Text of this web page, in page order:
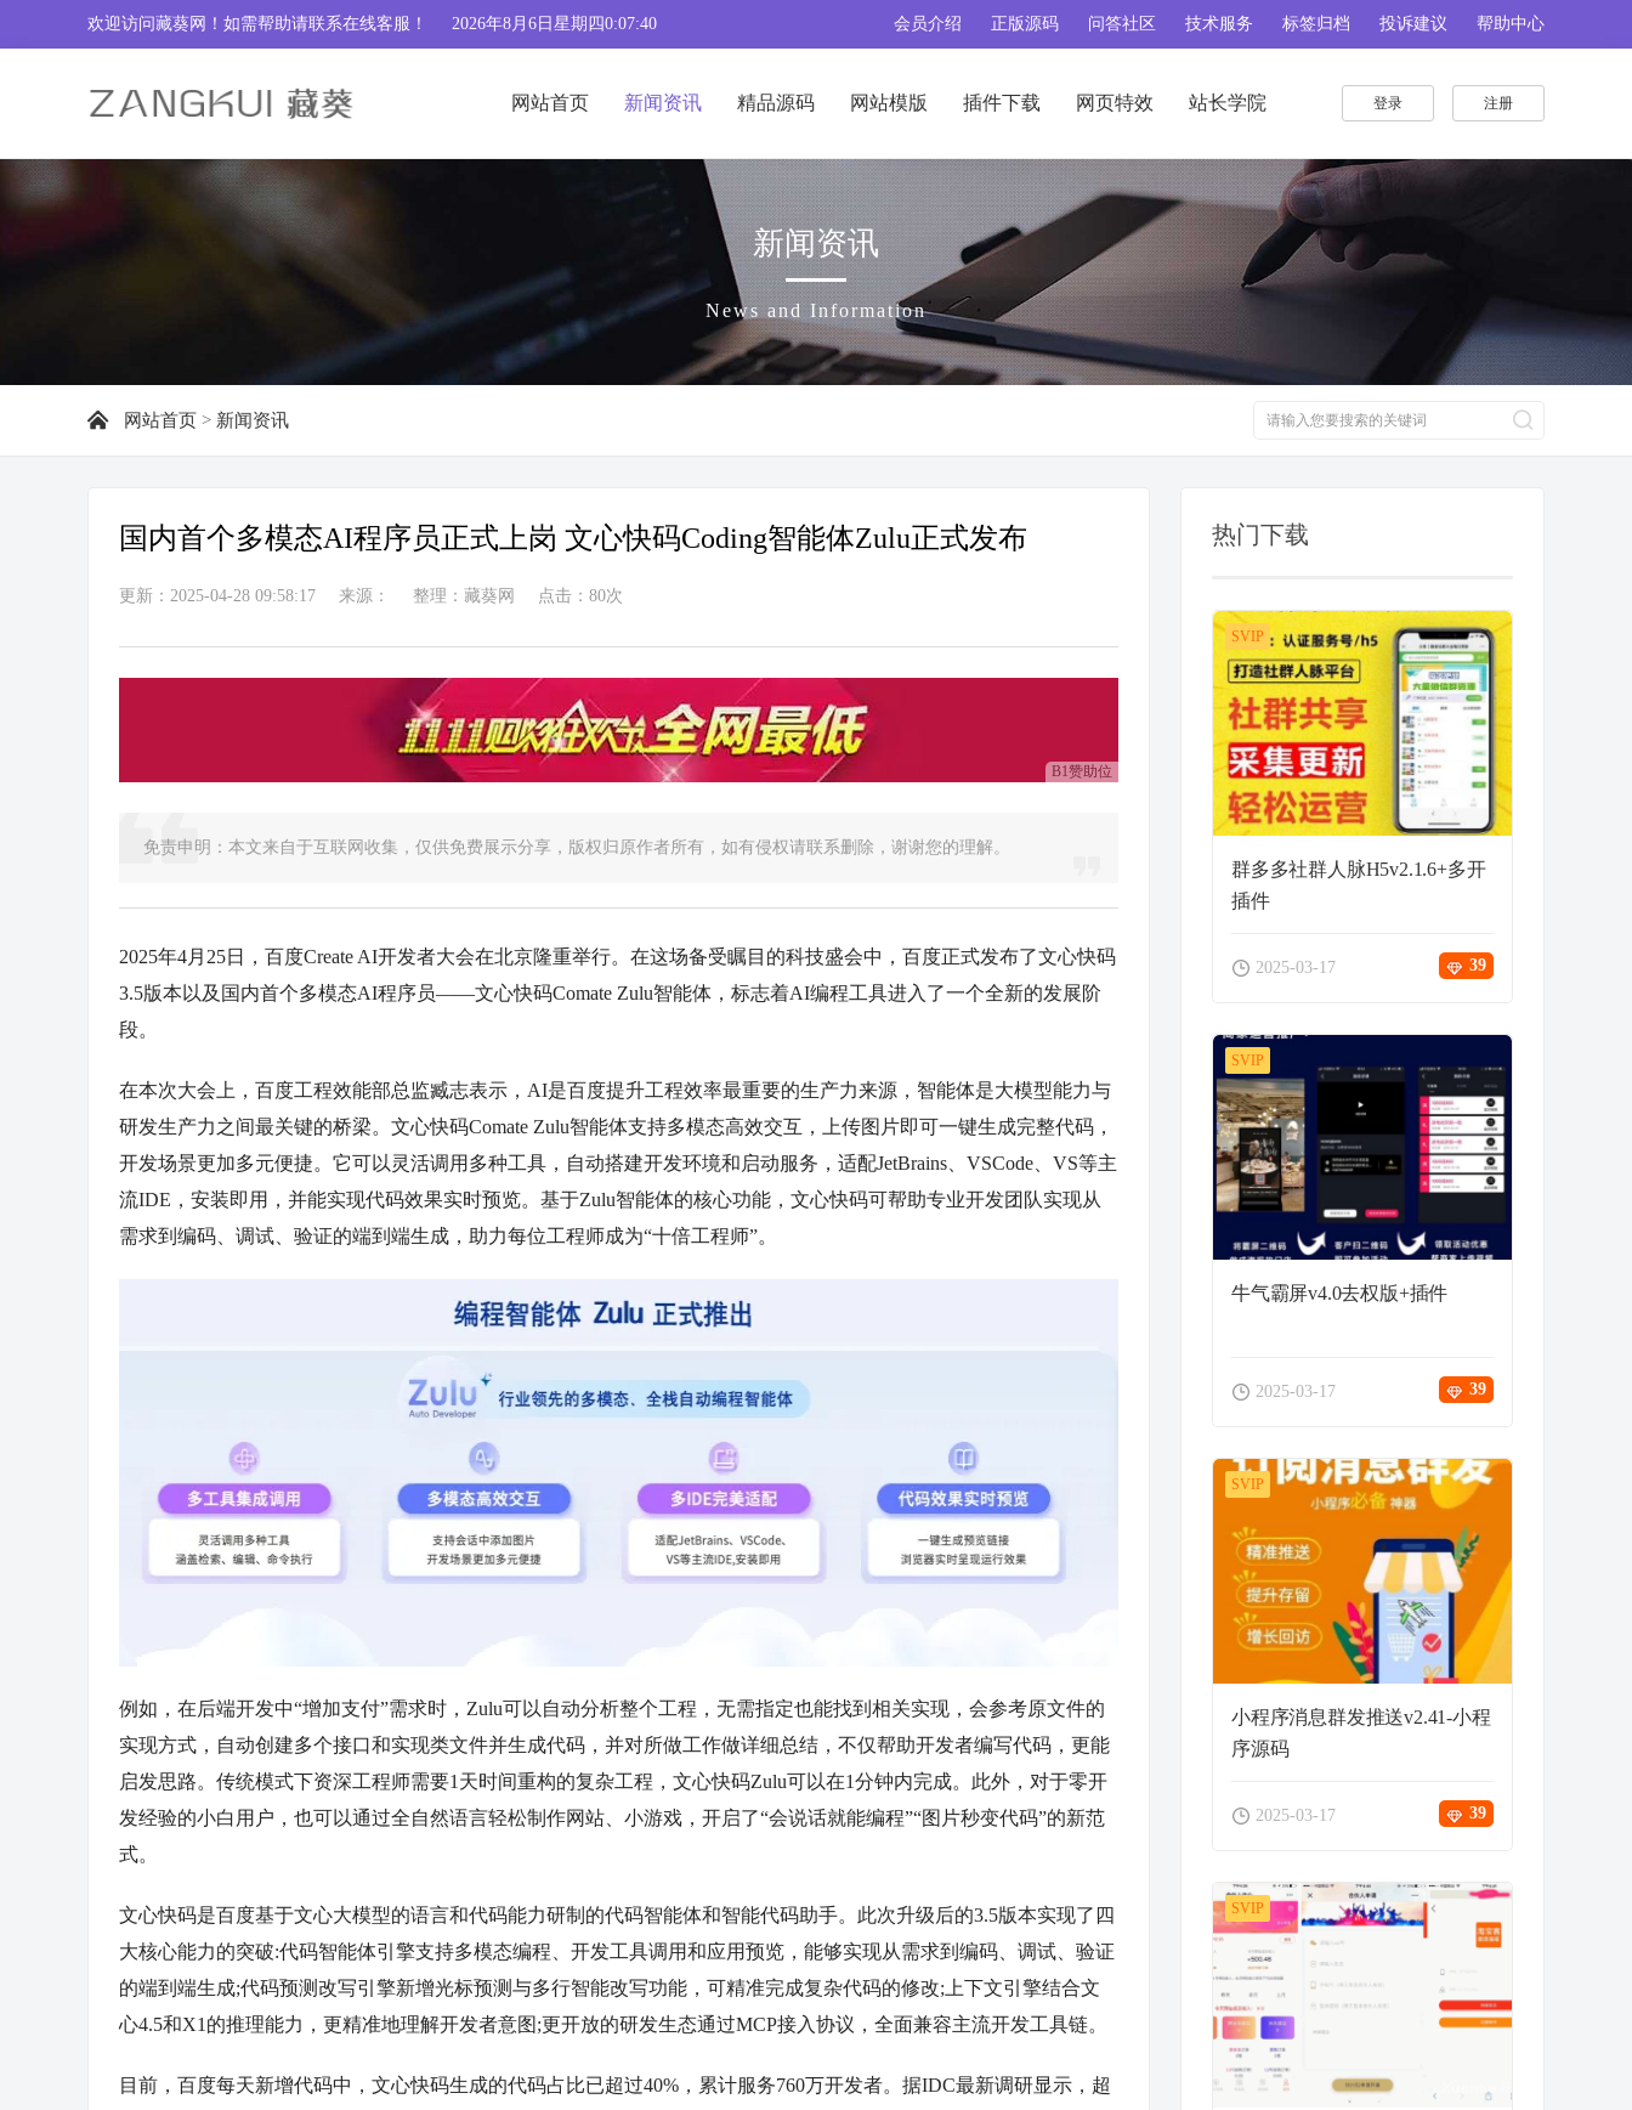
欢迎访问藏葵网！如需帮助请联系在线客服 ！ 2026年8月6日星期四0:07:41 会员介绍 正版源码 问答社区 技术服务 标签归档 投诉建议 帮助中心
网站首页 新闻资讯 精品源码 网站模版 插件下载 网页特效 站长学院 注册
登录
新闻资讯
News and Information
网站首页 > 新闻资讯
国内首个多模态AI程序员正式上岗 文心快码Coding智能体Zulu正式发布
更新：2025-04-28 09:58:17 来源： 整理：藏葵网 点击： 80次
B1赞助位
免责申明：本文来自于互联网收集，仅供免费展示分享，版权归原作者所有，如有侵权请联系删除，谢谢您的理解。
2025年4月25日，百度Create AI开发者大会在北京隆重举行。在这场备受瞩目的科技盛会中，百度正式发布了文心快码
3.5版本以及国内首个多模态AI程序员——文心快码Comate Zulu智能体，标志着AI编程工具进入了一个全新的发展阶
段。
在本次大会上，百度工程效能部总监臧志表示，AI是百度提升工程效率最重要的生产力来源，智能体是大模型能力与
研发生产力之间最关键的桥梁。文心快码Comate Zulu智能体支持多模态高效交互，上传图片即可一键生成完整代码，
开发场景更加多元便捷。它可以灵活调用多种工具，自动搭建开发环境和启动服务，适配JetBrains、VSCode、VS等主
流IDE，安装即用，并能实现代码效果实时预览。基于Zulu智能体的核心功能，文心快码可帮助专业开发团队实现从
需求到编码、调试、验证的端到端生成，助力每位工程师成为“十倍工程师”。
例如，在后端开发中“增加支付”需求时，Zulu可以自动分析整个工程，无需指定也能找到相关实现，会参考原文件的
实现方式，自动创建多个接口和实现类文件并生成代码，并对所做工作做详细总结，不仅帮助开发者编写代码，更能
启发思路。传统模式下资深工程师需要1天时间重构的复杂工程，文心快码Zulu可以在1分钟内完成。此外，对于零开
发经验的小白用户，也可以通过全自然语言轻松制作网站、小游戏，开启了“会说话就能编程”“图片秒变代码”的新范
式。
文心快码是百度基于文心大模型的语言和代码能力研制的代码智能体和智能代码助手。此次升级后的3.5版本实现了四
大核心能力的突破:代码智能体引擎支持多模态编程、开发工具调用和应用预览，能够实现从需求到编码、调试、验证
的端到端生成;代码预测改写引擎新增光标预测与多行智能改写功能，可精准完成复杂代码的修改;上下文引擎结合文
心4.5和X1的推理能力，更精准地理解开发者意图;更开放的研发生态通过MCP接入协议，全面兼容主流开发工具链。
目前，百度每天新增代码中，文心快码生成的代码占比已超过40%，累计服务760万开发者。据IDC最新调研显示，超
热门下载
SVIP
群多多社群人脉H5v2.1.6+多开
插件
2025-03-17 39
SVIP
牛气霸屏v4.0去权版+插件
2025-03-17 39
SVIP
小程序消息群发推送v2.41-小程
序源码
2025-03-17 39
SVIP